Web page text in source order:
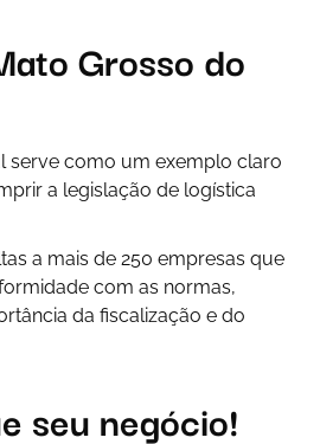
Grosso do
serve como um exemplo claro
a legislação de logística
a mais de 250 empresas que
com as normas,
da fiscalização e do
seu negócio!